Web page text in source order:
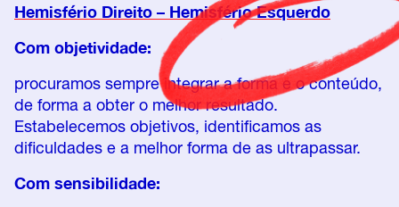
Hemisfério Direito – Hemisfério Esquerdo
Com objetividade:
procuramos sempre integrar a forma e o conteúdo,
de forma a obter o melhor resultado.
Estabelecemos objetivos, identificamos as
dificuldades e a melhor forma de as ultrapassar.
Com sensibilidade: